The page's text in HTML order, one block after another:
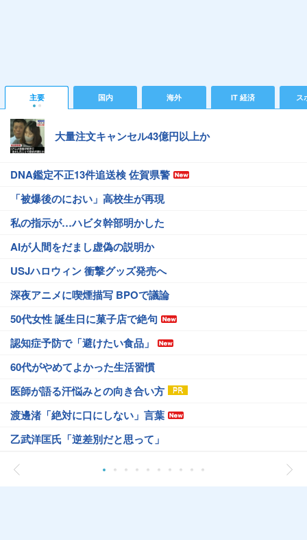
主要 国内 海外 IT 経済 ス
大量注文キャンセル43億円以上か
DNA鑑定不正13件追送検 佐賀県警
「被爆後のにおい」高校生が再現
私の指示が…ハビタ幹部明かした
AIが人間をだまし虚偽の説明か
USJハロウィン 衝撃グッズ発売へ
深夜アニメに喫煙描写 BPOで議論
50代女性 誕生日に菓子店で絶句
認知症予防で「避けたい食品」
60代がやめてよかった生活習慣
医師が語る汗悩みとの向き合い方
渡邊渚「絶対に口にしない」言葉
乙武洋匡氏「逆差別だと思って」